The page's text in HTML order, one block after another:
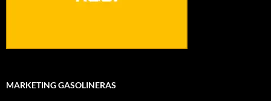
MARKETING GASOLINERAS